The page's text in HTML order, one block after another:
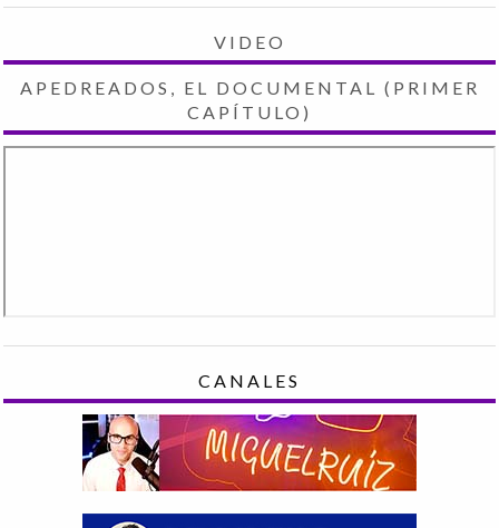
VIDEO
APEDREADOS, EL DOCUMENTAL (PRIMER
CAPÍTULO)
CANALES